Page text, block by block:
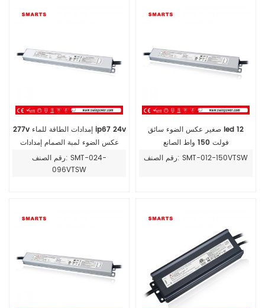
277v إمدادات الطاقة للماء ip67 24v
عكس الضوء لمبة الصمام إمدادات
الطاقة 96w
رقم الصنف: SMT-024-
096VTSW
صغير عكس الضوء سائق led 12
فولت 150 واط الصانع
رقم الصنف: SMT-012-150VTSW